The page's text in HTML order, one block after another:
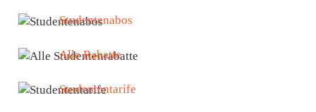
Studentenabos
Alle Rabatte
Studententarife